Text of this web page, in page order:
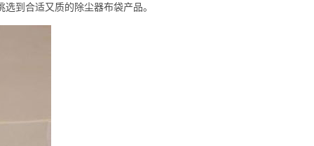
到合适又质的除尘器布袋产品。